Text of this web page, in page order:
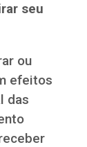
seu
ou
efeitos
das